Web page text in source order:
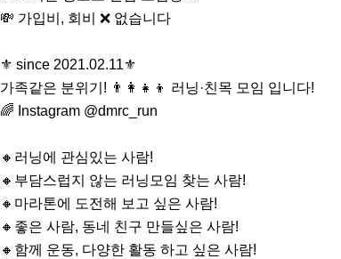
💸 가입비, 회비 ❌️ 없습니다
⚜️ since 2021.02.11⚜️
가족같은 분위기! 👨‍👩‍👧‍👦 러닝·친목 모임 입니다!
🌈 Instagram @dmrc_run
🔸️러닝에 관심있는 사람!
🔸️부담스럽지 않는 러닝모임 찾는 사람!
🔸️마라톤에 도전해 보고 싶은 사람!
🔸️좋은 사람, 동네 친구 만들싶은 사람!
🔸️함께 운동, 다양한 활동 하고 싶은 사람!